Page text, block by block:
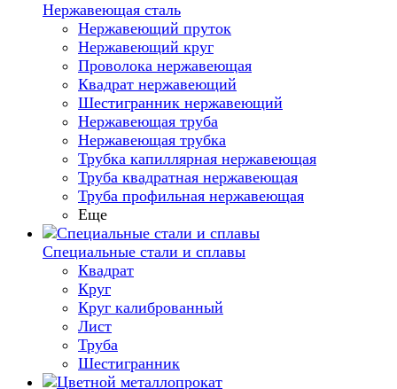
Нержавеющая сталь
Нержавеющий пруток
Нержавеющий круг
Проволока нержавеющая
Квадрат нержавеющий
Шестигранник нержавеющий
Нержавеющая труба
Нержавеющая трубка
Трубка капиллярная нержавеющая
Труба квадратная нержавеющая
Труба профильная нержавеющая
Еще
Специальные стали и сплавы
Квадрат
Круг
Круг калиброванный
Лист
Труба
Шестигранник